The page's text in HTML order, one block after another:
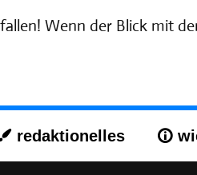
Wenn der Blick mit
redaktionelles